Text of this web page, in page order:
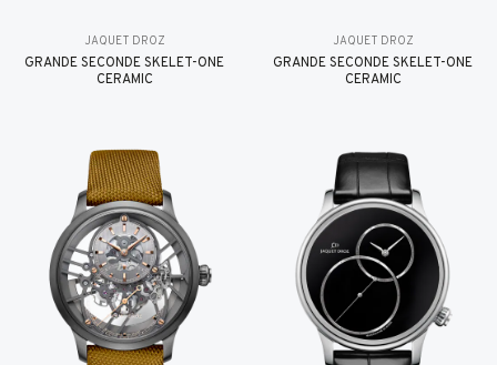
JAQUET DROZ
GRANDE SECONDE SKELET-ONE
CERAMIC
JAQUET DROZ
GRANDE SECONDE SKELET-ONE
CERAMIC